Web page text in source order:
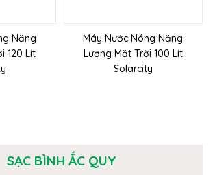
Năng
120 Lít
Máy Nước Nóng Năng
Lượng Mặt Trời 100 Lít
Solarcity
SẠC BÌNH ẮC QUY